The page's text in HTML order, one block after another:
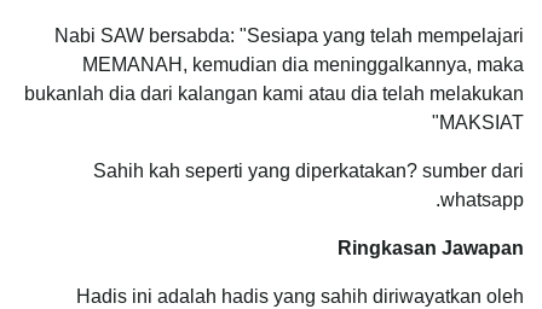
Nabi SAW bersabda: "Sesiapa yang telah mempelajari
MEMANAH, kemudian dia meninggalkannya, maka
bukanlah dia dari kalangan kami atau dia telah melakukan
MAKSIAT"
Sahih kah seperti yang diperkatakan? sumber dari
whatsapp.
Ringkasan Jawapan
Hadis ini adalah hadis yang sahih diriwayatkan oleh